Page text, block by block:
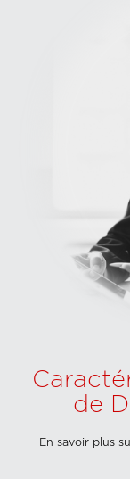
de
En savoir plus